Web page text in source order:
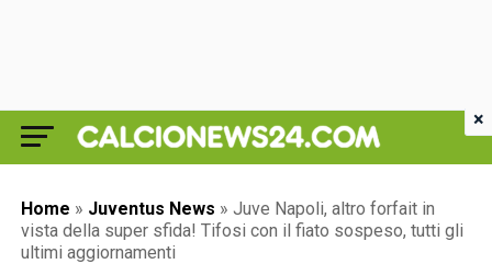
Home » Juventus News » Juve Napoli, altro forfait in
vista della super sfida! Tifosi con il fiato sospeso, tutti gli
ultimi aggiornamenti
×